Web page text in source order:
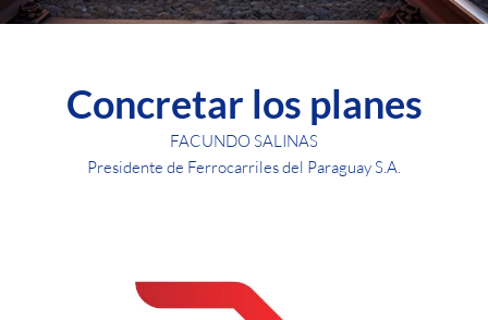
Concretar los planes
FACUNDO SALINAS
Presidente de Ferrocarriles del Paraguay S.A.